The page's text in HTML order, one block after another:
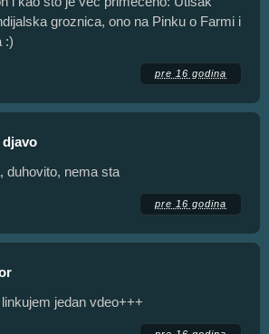
groznica, ono na Pinku o Farmi i
:)
pre 16 godina
duhovito, nema sta
pre 16 godina
jedan vdeo+++